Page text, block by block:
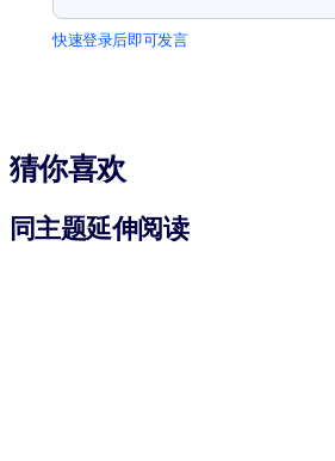
快速登录后即可发言
猜你喜欢
同主题延伸阅读